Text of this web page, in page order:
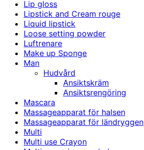
Lip gloss
Lipstick and Cream rouge
Liquid lipstick
Loose setting powder
Luftrenare
Make up Sponge
Man
Hudvård
Ansiktskräm
Ansiktsrengöring
Mascara
Massageapparat för halsen
Massageapparat för ländryggen
Multi
Multi use Crayon